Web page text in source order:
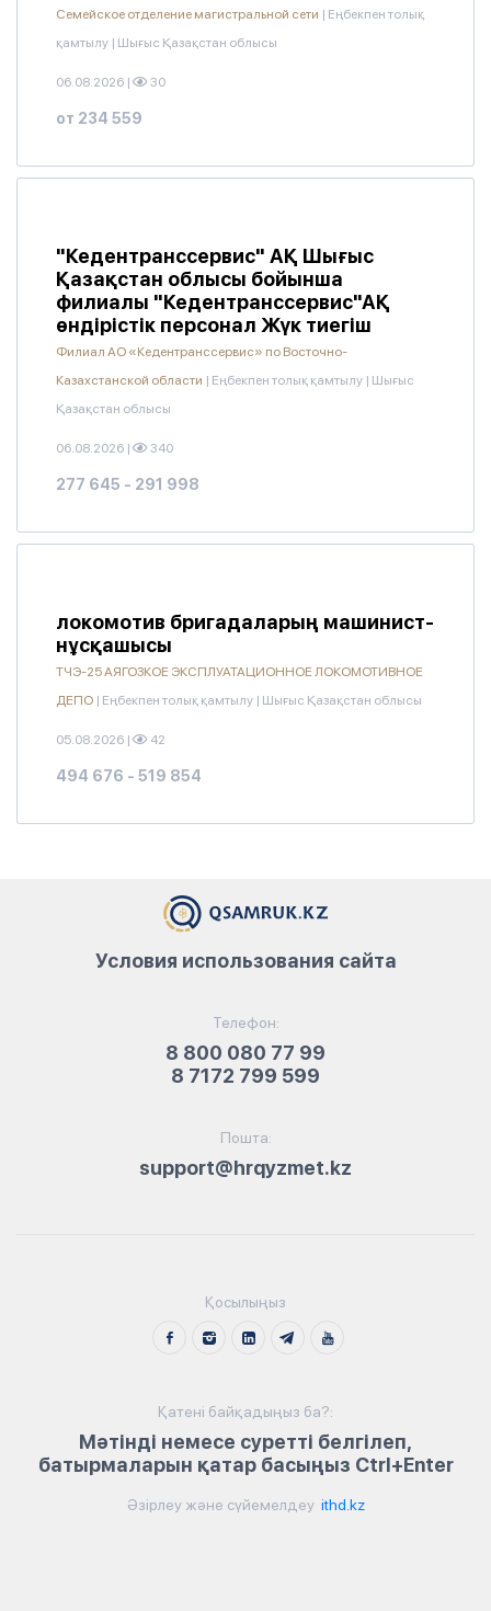
Семейское отделение магистральной сети | Еңбекпен толық
қамтылу | Шығыс Қазақстан облысы
06.08.2026 | 30
от 234 559
"Кедентранссервис" АҚ Шығыс
Қазақстан облысы бойынша
филиалы "Кедентранссервис"АҚ
өндірістік персонал Жүк тиегіш
Филиал АО «Кедентранссервис» по Восточно-
Казахстанской области | Еңбекпен толық қамтылу | Шығыс
Қазақстан облысы
06.08.2026 | 340
277 645 - 291 998
локомотив бригадаларың машинист-
нұсқашысы
ТЧЭ-25 АЯГОЗКОЕ ЭКСПЛУАТАЦИОННОЕ ЛОКОМОТИВНОЕ
ДЕПО | Еңбекпен толық қамтылу | Шығыс Қазақстан облысы
05.08.2026 | 42
494 676 - 519 854
Телефон:
8 800 080 77 99
8 7172 799 599
Пошта:
support@hrqyzmet.kz
Условия использования сайта
Қосылыңыз
Қатені байқадыңыз ба?:
Мәтінді немесе суретті белгілеп,
батырмаларын қатар басыңыз Ctrl+Enter
Әзірлеу және сүйемелдеу ithd.kz